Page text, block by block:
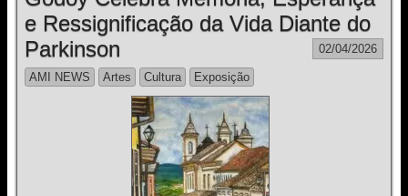
e Ressignificação da Vida Diante do
Parkinson
02/04/2026
AMI NEWS Artes Cultura Exposição